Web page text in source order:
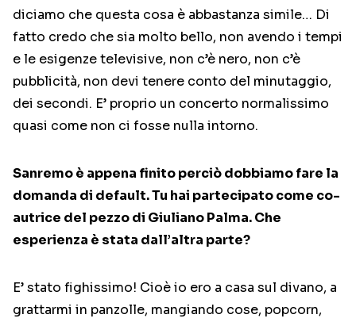
diciamo che questa cosa è abbastanza simile… Di
fatto credo che sia molto bello, non avendo i tempi
e le esigenze televisive, non c’è nero, non c’è
pubblicità, non devi tenere conto del minutaggio,
dei secondi. E’ proprio un concerto normalissimo
quasi come non ci fosse nulla intorno.
Sanremo è appena finito perciò dobbiamo fare la
domanda di default. Tu hai partecipato come co-
autrice del pezzo di Giuliano Palma. Che
esperienza è stata dall’altra parte?
E’ stato fighissimo! Cioè io ero a casa sul divano, a
grattarmi in panzolle, mangiando cose, popcorn,